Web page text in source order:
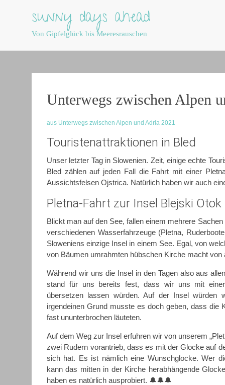
sunny days ahead
Von Gipfelglück bis Meeresrauschen
Unterwegs zwischen Alpen
aus Unterwegs zwischen Alpen und Adria 2021
Touristenattraktionen in Bled
Unser letzter Tag in Slowenien. Zeit, einige echte
Bled zählen auf jeden Fall die Fahrt mit einer
Aussichtsfelsen Ojstrica. Natürlich haben wir auch
Pletna-Fahrt zur Insel Blejski Otok
Blickt man auf den See, fallen einem mehrere
verschiedenen Wasserfahrzeuge (Pletna,
Sloweniens einzige Insel in einem See. Egal, von
von Bäumen umrahmten hübschen Kirche macht von
Während wir uns die Insel in den Tagen also aus
stand für uns bereits fest, dass wir uns mit einer
übersetzen lassen würden. Auf der Insel
irgendeinen Grund musste es doch geben, dass die
fast ununterbrochen läuteten.
Auf dem Weg zur Insel erfuhren wir von unserem
zwei Rudern vorantrieb, dass es mit der Glocke auf
sich hat. Es ist nämlich eine Wunschglocke. Wer
kann das mitten in der Kirche herabhängende
haben es natürlich ausprobiert. 🔔🔔🔔